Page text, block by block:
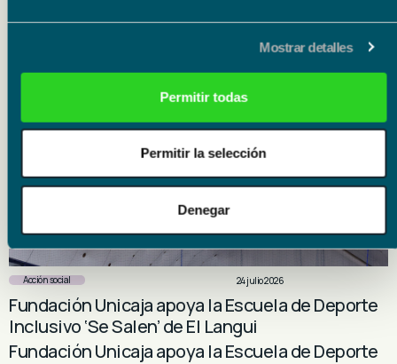
Mostrar detalles
Permitir todas
Permitir la selección
Denegar
Acción social 29 julio 2026
Fundación Unicaja impulsa la ampliación del
taller de carpintería para personas con
discapacidad de Upacesur
Fundación Unicaja impulsa la ampliación del
taller de carpintería para personas con
discapacidad de Upacesur. El respaldo, a través
Acción social 24 julio 2026
Fundación Unicaja apoya la Escuela de Deporte
Inclusivo ‘Se Salen’ de El Langui
Fundación Unicaja apoya la Escuela de Deporte